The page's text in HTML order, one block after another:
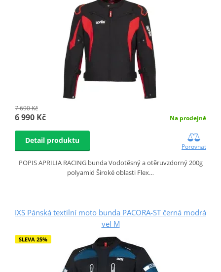
7 690 Kč
6 990 Kč Na prodejně
Detail produktu
Porovnat
POPIS APRILIA RACING bunda Vodotěsný a otěruvzdorný 200g
polyamid Široké oblasti Flex…
IXS Pánská textilní moto bunda PACORA-ST černá modrá
vel M
SLEVA 25%